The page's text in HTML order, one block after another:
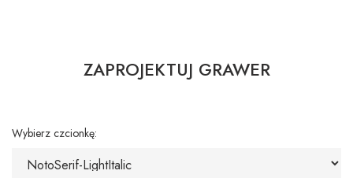
ZAPROJEKTUJ GRAWER
Wybierz czcionkę: